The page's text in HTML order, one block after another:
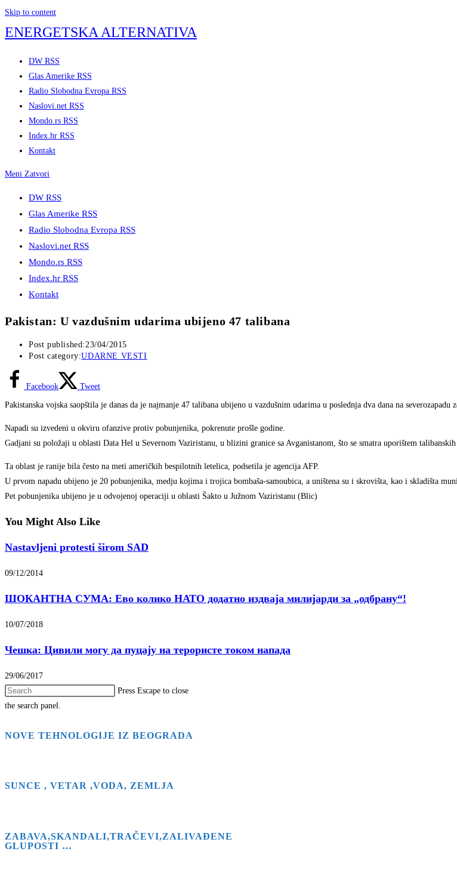
Skip to content
ENERGETSKA ALTERNATIVA
DW RSS
Glas Amerike RSS
Radio Slobodna Evropa RSS
Naslovi.net RSS
Mondo.rs RSS
Index.hr RSS
Kontakt
Meni Zatvori
DW RSS
Glas Amerike RSS
Radio Slobodna Evropa RSS
Naslovi.net RSS
Mondo.rs RSS
Index.hr RSS
Kontakt
Pakistan: U vazdušnim udarima ubijeno 47 talibana
Post published:23/04/2015
Post category:UDARNE VESTI
Facebook Tweet
Pakistanska vojska saopštila je danas da je najmanje 47 talibana ubijeno u vazdušnim udarima u poslednja dva dana na severozapadu
Napadi su izvedeni u okviru ofanzive protiv pobunjenika, pokrenute prošle godine.
Gadjani su položaji u oblasti Data Hel u Severnom Vaziristanu, u blizini granice sa Avganistanom, što se smatra uporištem
Ta oblast je ranije bila često na meti američkih bespilotnih letelica, podsetila je agencija AFP.
U prvom napadu ubijeno je 20 pobunjenika, medju kojima i trojica bombaša-samoubica, a uništena su i skrovišta, kao i skladišta
Pet pobunjenika ubijeno je u odvojenoj operaciji u oblasti Šakto u Južnom Vaziristanu (Blic)
You Might Also Like
Nastavljeni protesti širom SAD
09/12/2014
ШОКАНТНА СУМА: Ево колико НАТО додатно издваја милијарди за „одбрану“!
10/07/2018
Чешка: Цивили могу да пуцају на терористе током напада
29/06/2017
Press Escape to close
the search panel.
NOVE TEHNOLOGIJE IZ BEOGRADA
SUNCE , VETAR ,VODA, ZEMLJA
ZABAVA,SKANDALI,TRAČEVI,ZALIVAĐENE
GLUPOSTI …